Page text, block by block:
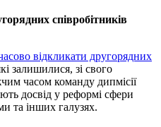
співробітників
відкликати другорядних
залишилися, зі свого
часом команду дипмісії
досвід у реформі сфери
та інших галузях.